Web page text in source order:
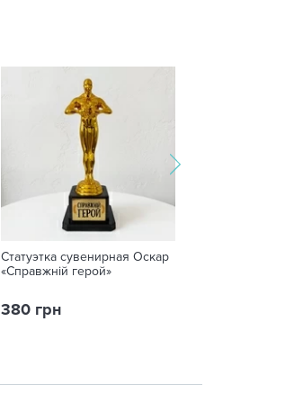
Статуэтка сувенирная Оскар
«Справжній герой»
380 грн